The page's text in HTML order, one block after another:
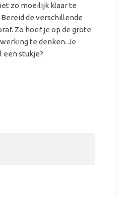
zo moeilijk klaar te
de verschillende
Zo hoef je op de grote
te denken. Je
een stukje?